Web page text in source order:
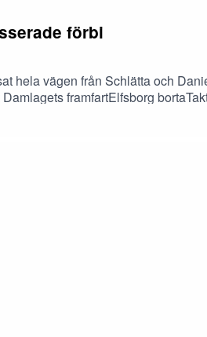
förbi
hela vägen från Schlätta och
framfartElfsborg
på jobbet? Och mycket mer. Tack